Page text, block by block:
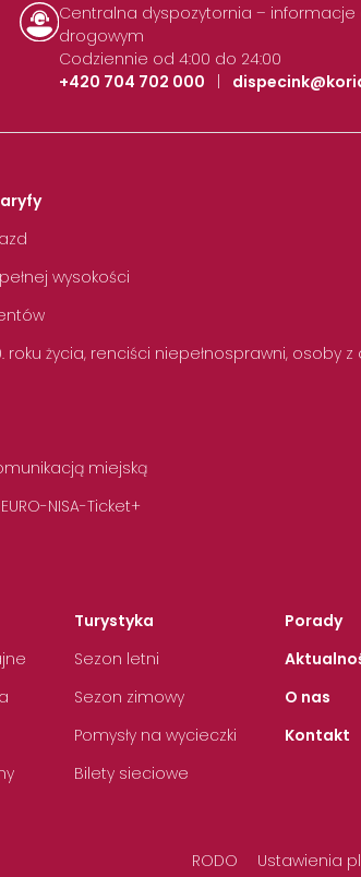
Centralna dyspozytornia – informacje
drogowym
Codziennie od 4:00 do 24:00
+420 704 702 000
|
wysokości
roku życia, renciści niepełnosprawni, osoby
miejską
NISA-Ticket+
Turystyka
Sezon letni
Sezon zimowy
Pomysły na wycieczki
Bilety sieciowe
Porady
O nas
Kontakt
RODO Ustawienia